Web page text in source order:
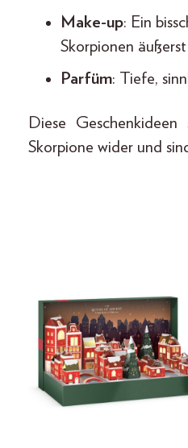
Make-up: Ein
Skorpionen
Parfüm: Tiefe,
Diese
Skorpione wider und